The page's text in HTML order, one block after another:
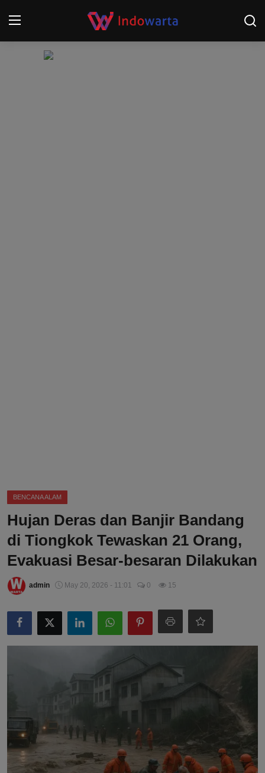
BENCANA ALAM
Hujan Deras dan Banjir Bandang
di Tiongkok Tewaskan 21 Orang,
Evakuasi Besar-besaran Dilakukan
admin May 20, 2026 - 11:01 0 15